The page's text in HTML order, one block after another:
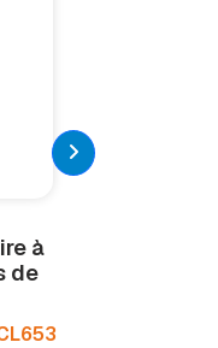
à
de